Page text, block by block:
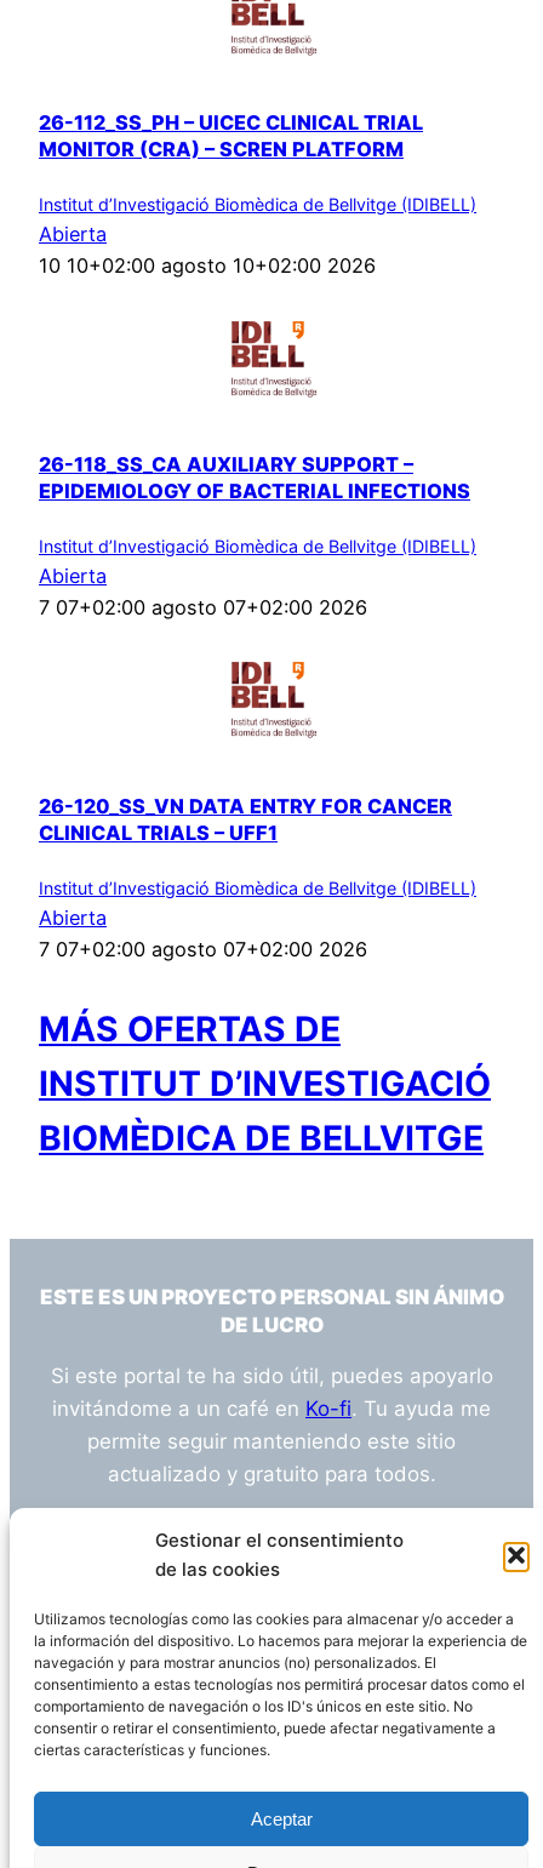
Gestionar el consentimiento
de las cookies
Utilizamos tecnologías como las cookies para almacenar y/o acceder a
la información del dispositivo. Lo hacemos para mejorar la experiencia de
navegación y para mostrar anuncios (no) personalizados. El
consentimiento a estas tecnologías nos permitirá procesar datos como el
comportamiento de navegación o los ID's únicos en este sitio. No
consentir o retirar el consentimiento, puede afectar negativamente a
ciertas características y funciones.
Aceptar
26-112_SS_PH – UICEC CLINICAL TRIAL
MONITOR (CRA) – SCREN PLATFORM
Institut d’Investigació Biomèdica de Bellvitge (IDIBELL)
Abierta
10 10+02:00 agosto 10+02:00 2026
26-118_SS_CA AUXILIARY SUPPORT –
EPIDEMIOLOGY OF BACTERIAL INFECTIONS
Institut d’Investigació Biomèdica de Bellvitge (IDIBELL)
Abierta
7 07+02:00 agosto 07+02:00 2026
26-120_SS_VN DATA ENTRY FOR CANCER
CLINICAL TRIALS – UFF1
Institut d’Investigació Biomèdica de Bellvitge (IDIBELL)
Abierta
7 07+02:00 agosto 07+02:00 2026
MÁS OFERTAS DE
INSTITUT D’INVESTIGACIÓ
BIOMÈDICA DE BELLVITGE
ESTE ES UN PROYECTO PERSONAL SIN ÁNIMO
DE LUCRO
Si este portal te ha sido útil, puedes apoyarlo
invitándome a un café en Ko-fi. Tu ayuda me
permite seguir manteniendo este sitio
actualizado y gratuito para todos.
¿Tienes alguna duda o sugerencia? Escríbeme
info@empleosanitarioinvestigacion.es
Descargo de Responsabilidad
Declaración de Privacidad Política de cookies
WordPress